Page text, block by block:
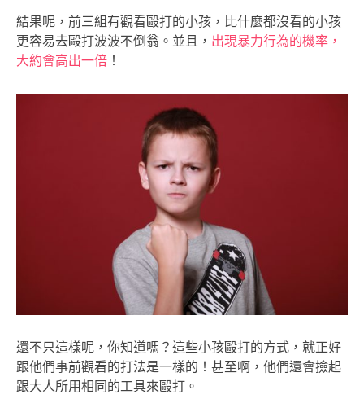
結果呢，前三組有觀看毆打的小孩，比什麼都沒看的小孩
更容易去毆打波波不倒翁。並且， 出現暴力行為的機率，
大約會高出一倍 ！
還不只這樣呢，你知道嗎？這些小孩毆打的方式，就正好
跟他們事前觀看的打法是一樣的！甚至啊，他們還會撿起
跟大人所用相同的工具來毆打。